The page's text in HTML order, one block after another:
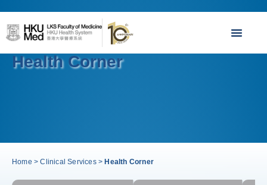
Health Corner
Home >Clinical Services> Health Corner